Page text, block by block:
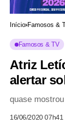
Início Famosos &
Famosos & TV
Atriz
alertar
quase
16/06/2020 07h41